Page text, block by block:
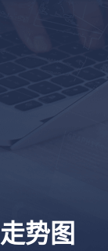
走势图